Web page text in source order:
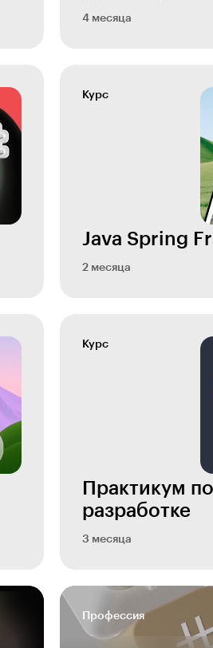
4 месяца
Курс
Java Spring
2 месяца
Курс
Практикум
разработке
3 месяца
Профессия